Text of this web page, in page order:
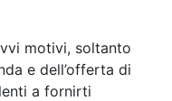
motivi, soltanto
e dell’offerta di
a fornirti